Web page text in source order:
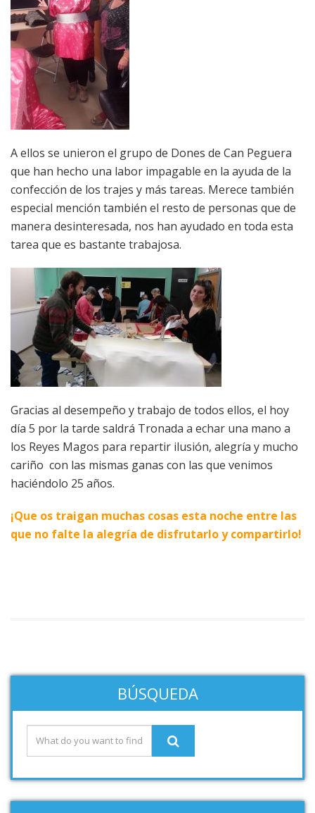
A ellos se unieron el grupo de Dones de Can Peguera
que han hecho una labor impagable en la ayuda de la
confección de los trajes y más tareas. Merece también
especial mención también el resto de personas que de
manera desinteresada, nos han ayudado en toda esta
tarea que es bastante trabajosa.
Gracias al desempeño y trabajo de todos ellos, el hoy
día 5 por la tarde saldrá Tronada a echar una mano a
los Reyes Magos para repartir ilusión, alegría y mucho
cariño con las mismas ganas con las que venimos
haciéndolo 25 años.
¡Que os traigan muchas cosas esta noche entre las
que no falte la alegría de disfrutarlo y compartirlo!
BÚSQUEDA